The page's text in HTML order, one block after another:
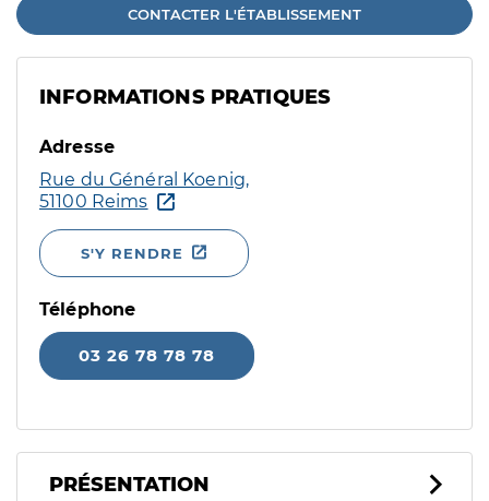
CONTACTER L'ÉTABLISSEMENT
INFORMATIONS PRATIQUES
Adresse
Rue du Général Koenig,
51100 Reims
S'Y RENDRE
Téléphone
03 26 78 78 78
PRÉSENTATION